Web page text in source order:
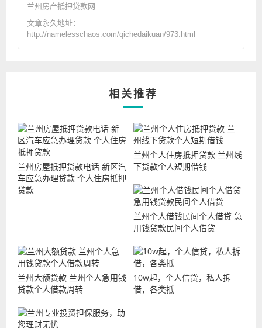
兰州房产抵押贷款网
文章永久地址：
http://namelesschaos.com/qichedaikuan/973.html
相关推荐
兰州房屋抵押贷款电话 新区汽
车应急办理贷款 个人住房抵押
贷款
兰州个人住房抵押贷款 兰州线
下贷款个人短期借钱
兰州个人借钱民间个人借贷 急
用钱贷款民间个人借贷
兰州大额贷款 兰州个人急用钱
贷款个人借款周转
10w起，个人信贷，私人拆
借，各类抵